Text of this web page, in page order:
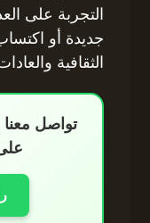
التجربة على
جديدة أو
الثقافية
تواصل